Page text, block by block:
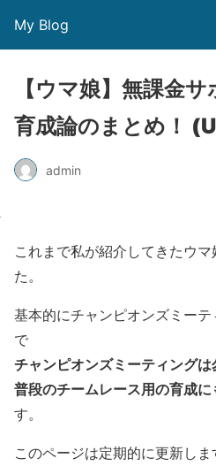
My Blog
【ウマ娘】無課金
育成論のまとめ！
admin
これまで私が紹介してきたウ
た。
基本的にチャンピオンズミー
で
チャンピオンズミーティングは
普段のチームレース用の育成に
す。
このページは定期的に更新しま